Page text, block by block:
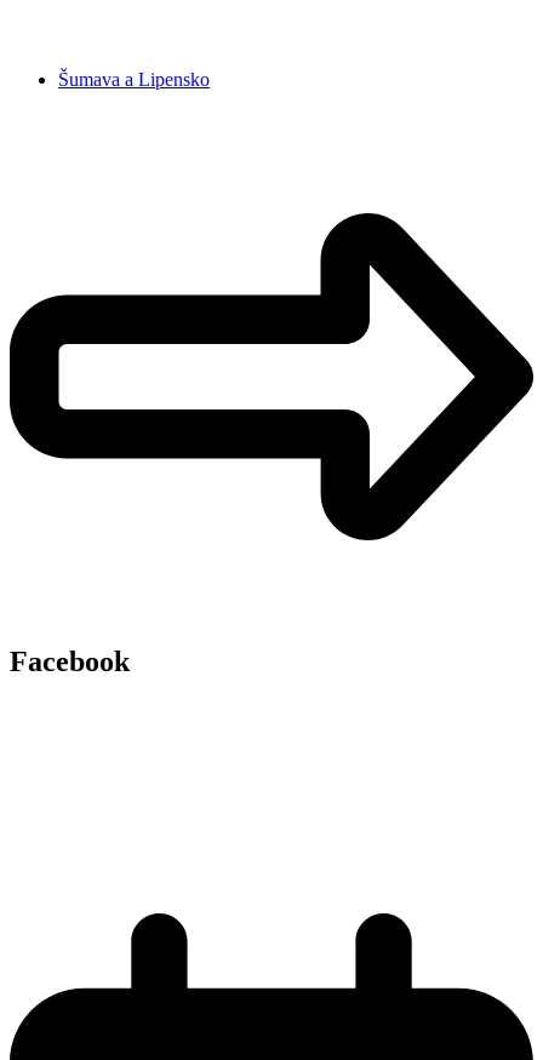
Šumava a Lipensko
Facebook